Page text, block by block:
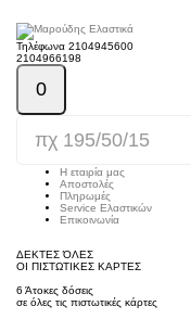
Τηλέφωνα 2104945600
2104966198
0
Η εταιρία μας
Αποστολές
Πληρωμές
Service Ελαστικών
Επικοινωνία
ΔΕΚΤΕΣ ΌΛΕΣ
ΟΙ ΠΙΣΤΩΤΙΚΕΣ ΚΑΡΤΕΣ
6 Άτοκες δόσεις
σε όλες τις πιστωτικές κάρτες